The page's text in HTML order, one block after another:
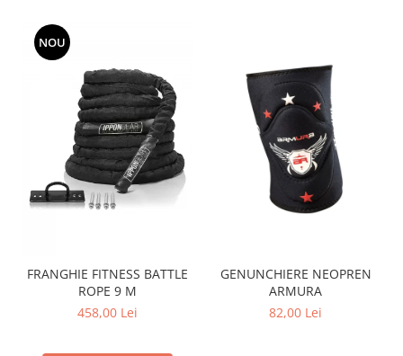
NOU
FRANGHIE FITNESS BATTLE
ROPE 9 M
458,00 Lei
GENUNCHIERE NEOPREN
ARMURA
82,00 Lei